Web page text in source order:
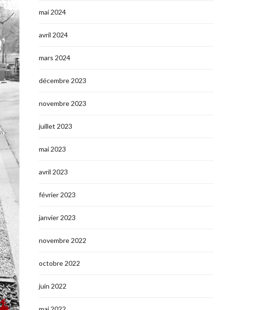
mai 2024
avril 2024
mars 2024
décembre 2023
novembre 2023
juillet 2023
mai 2023
avril 2023
février 2023
janvier 2023
novembre 2022
octobre 2022
juin 2022